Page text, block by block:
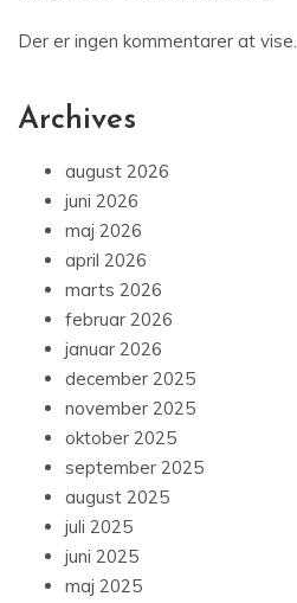
Der er ingen kommentarer at vise.
Archives
august 2026
juni 2026
maj 2026
april 2026
marts 2026
februar 2026
januar 2026
december 2025
november 2025
oktober 2025
september 2025
august 2025
juli 2025
juni 2025
maj 2025